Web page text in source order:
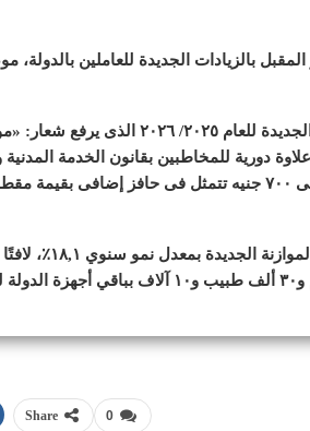
بالزيادات الجديدة للعاملين بالدولة،
قال كجوك، خلال عرض البيان المالى لمشروع الموازنة الجديدة للعام
المخاطبين بحد أدنى ١٥٠ جنيهًا شهريًا، وزيادة من ٦٠٠ إلى ٧٠٠ جنيه تتمثل فى حافز
أضاف أنه تم تخصيص ٦٧٩,١ مليار جنيه للأجور
المخصصات المالية الكافية لتعيين أكثر من ٧٥ ألف معلم و٣٠ ألف طبيب
0
Share